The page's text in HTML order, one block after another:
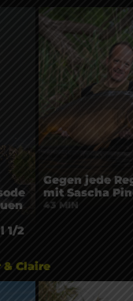
1/2
43 MIN
Gegen jede
mit Sascha
& Claire